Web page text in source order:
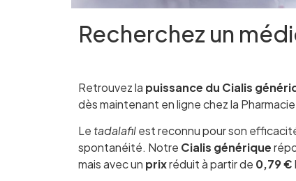
Recherchez un
Retrouvez la puissance du Cialis
dès maintenant en ligne chez la
Le tadalafilest reconnu pour son
spontanéité. Notre Cialis générique
mais avec un prixréduit à partir de 0,79 €